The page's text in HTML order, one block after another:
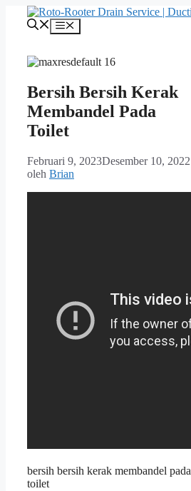
Langsung
Menu
Bersih Bersih Kerak
Membandel Pada
Toilet
Februari 9, 2023Desember 10, 2022
oleh Brian
bersih bersih kerak membandel pada
toilet